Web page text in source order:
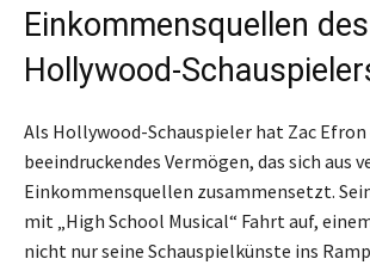
Einkommensquellen des
Hollywood-
Als Hollywood-Schauspieler hat Zac Efron
beeindruckendes Vermögen, das sich aus
Einkommensquellen zusammensetzt.
mit „High School Musical“ Fahrt auf,
nicht nur seine Schauspielkünste ins